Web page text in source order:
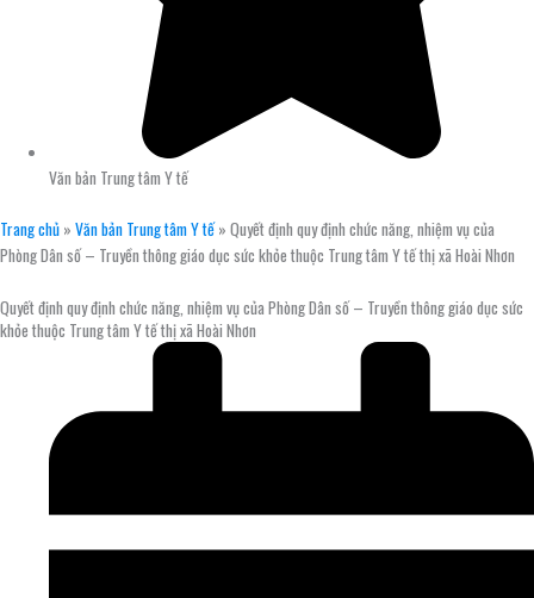
Văn bản Trung tâm Y tế
Trang chủ » Văn bản Trung tâm Y tế» Quyết định quy định chức năng, nhiệm vụ của
Phòng Dân số – Truyền thông giáo dục sức khỏe thuộc Trung tâm Y tế thị xã Hoài Nhơn
Quyết định quy định chức năng, nhiệm vụ của Phòng Dân số – Truyền thông giáo dục sức
khỏe thuộc Trung tâm Y tế thị xã Hoài Nhơn